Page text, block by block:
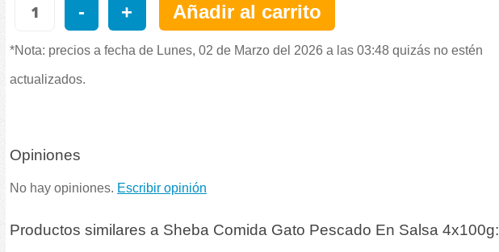
- + Añadir al carrito
*Nota: precios a fecha de Lunes, 02 de Marzo del 2026 a las 03:48 quizás no estén
actualizados.
Opiniones
No hay opiniones. Escribir opinión
Productos similares a Sheba Comida Gato Pescado En Salsa 4x100g: